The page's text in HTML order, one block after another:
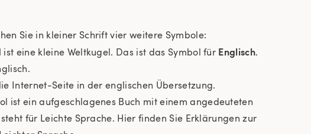
Sie in kleiner Schrift vier weitere Symbole:
ist eine kleine Weltkugel. Das ist das Symbol für Englisch.
Internet-Seite in der englischen Übersetzung.
ist ein aufgeschlagenes Buch mit einem angedeuteten
für Leichte Sprache. Hier finden Sie Erklärungen zur